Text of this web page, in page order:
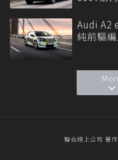
Audi A2
純前驅
聯合線上公司 著